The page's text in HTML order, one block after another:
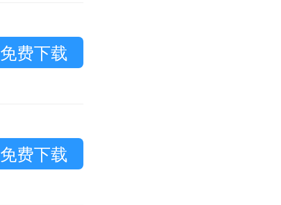
免费下载
免费下载